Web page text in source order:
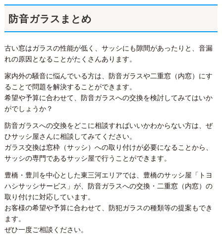
防音ガラスまとめ
古い窓はガラスの性能が低く、サッシにも隙間があったりと、音漏
れの原因となることがたくさんあります。
家内外の騒音に悩んでいる方は、防音ガラスや二重窓（内窓）にす
ることで問題を解決することができます。
希望や予算に合わせて、防音ガラスへの交換を検討してみてはいか
がでしょうか？
防音ガラスへの交換をどこに相談すればいいかわからない方は、ぜ
ひサッシ屋さんに相談してみてください。
ガラス交換は窓枠（サッシ）への取り付けが必要になることから、
サッシの専門であるサッシ屋で行うことができます。
豊橋・豊川を中心とした東三河エリアでは、豊橋のサッシ屋「トヨ
ハシサッシサービス」が、防音ガラスへの交換・二重窓（内窓）の
取り付けに対応しています。
お客様の希望や予算に合わせて、防犯ガラスの種類等の提案もでき
ます。
ぜひ一度ご相談ください。